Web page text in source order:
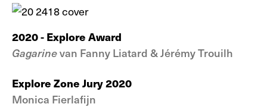
2020 - Explore Award
Gagarinevan Fanny Liatard & Jérémy Trouilh
Explore Zone Jury 2020
Monica Fierlafijn